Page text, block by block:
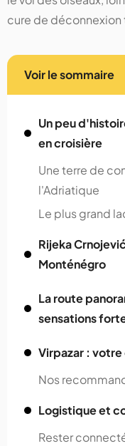
cure de déconnexion
Voir le sommaire
Un peu
en croisière
Une terre de
l'Adriatique
Le plus grand
Rijeka
Monténégro
La route
sensations
Virpazar :
Nos
Logistique et
Rester